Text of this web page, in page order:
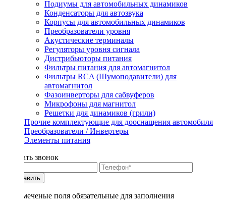
Подиумы для автомобильных динамиков
Конденсаторы для автозвука
Корпусы для автомобильных динамиков
Преобразователи уровня
Акустические терминалы
Регуляторы уровня сигнала
Дистрибьюторы питания
Фильтры питания для автомагнитол
Фильтры RCA (Шумоподавители) для
автомагнитол
Фазоинверторы для сабвуферов
Микрофоны для магнитол
Решетки для динамиков (грили)
Прочие комплектующие для дооснащения автомобиля
Преобразователи / Инвертеры
Элементы питания
Заказать звонок
Отправить
* - отмеченые поля обязательные для заполнения